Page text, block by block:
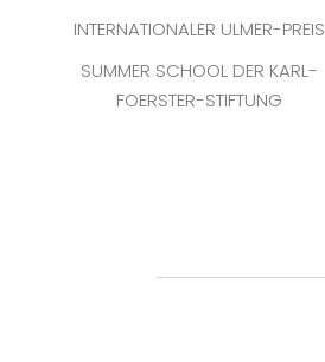
INTERNATIONALER ULMER-PREIS
SUMMER SCHOOL DER KARL-
FOERSTER-STIFTUNG